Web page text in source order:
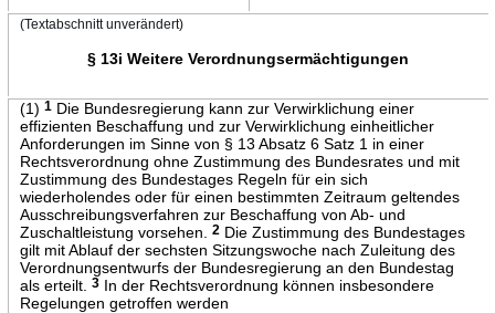
(Textabschnitt unverändert)
§ 13i Weitere Verordnungsermächtigungen
(1) 1Die Bundesregierung kann zur Verwirklichung einer
effizienten Beschaffung und zur Verwirklichung einheitlicher
Anforderungen im Sinne von § 13 Absatz 6 Satz 1 in einer
Rechtsverordnung ohne Zustimmung des Bundesrates und mit
Zustimmung des Bundestages Regeln für ein sich
wiederholendes oder für einen bestimmten Zeitraum geltendes
Ausschreibungsverfahren zur Beschaffung von Ab- und
Zuschaltleistung vorsehen.
2Die Zustimmung des Bundestages
gilt mit Ablauf der sechsten Sitzungswoche nach Zuleitung des
Verordnungsentwurfs der Bundesregierung an den Bundestag
als erteilt.
3In der Rechtsverordnung können insbesondere
Regelungen getroffen werden